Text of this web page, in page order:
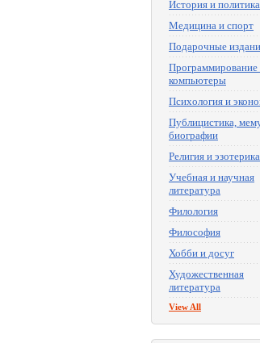
История и политика
Медицина и спорт
Подарочные
Программирование
компьютеры
Психология и
Публицистика,
биографии
Религия и эзотерика
Учебная и научная
литература
Филология
Философия
Хобби и досуг
Художественная
литература
View All